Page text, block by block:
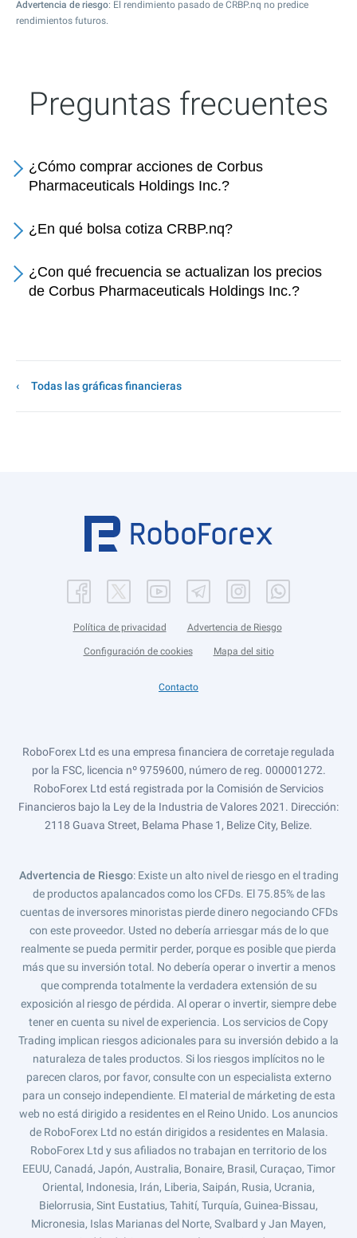
Advertencia de riesgo: El rendimiento pasado de CRBP.nq no predice
rendimientos futuros.
Preguntas frecuentes
¿Cómo comprar acciones de Corbus
Pharmaceuticals Holdings Inc.?
¿En qué bolsa cotiza CRBP.nq?
¿Con qué frecuencia se actualizan los precios
de Corbus Pharmaceuticals Holdings Inc.?
Todas las gráficas financieras
Política de privacidad Advertencia de Riesgo
Configuración de cookies Mapa del sitio
Contacto
RoboForex Ltd es una empresa financiera de corretaje regulada
por la FSC, licencia nº 9759600, número de reg. 000001272.
RoboForex Ltd está registrada por la Comisión de Servicios
Financieros bajo la Ley de la Industria de Valores 2021. Dirección:
2118 Guava Street, Belama Phase 1, Belize City, Belize.
Advertencia de Riesgo: Existe un alto nivel de riesgo en el trading
de productos apalancados como los CFDs. El 75.85% de las
cuentas de inversores minoristas pierde dinero negociando CFDs
con este proveedor. Usted no debería arriesgar más de lo que
realmente se pueda permitir perder, porque es posible que pierda
más que su inversión total. No debería operar o invertir a menos
que comprenda totalmente la verdadera extensión de su
exposición al riesgo de pérdida. Al operar o invertir, siempre debe
tener en cuenta su nivel de experiencia. Los servicios de Copy
Trading implican riesgos adicionales para su inversión debido a la
naturaleza de tales productos. Si los riesgos implícitos no le
parecen claros, por favor, consulte con un especialista externo
para un consejo independiente. El material de márketing de esta
web no está dirigido a residentes en el Reino Unido. Los anuncios
de RoboForex Ltd no están dirigidos a residentes en Malasia.
RoboForex Ltd y sus afiliados no trabajan en territorio de los
EEUU, Canadá, Japón, Australia, Bonaire, Brasil, Curaçao, Timor
Oriental, Indonesia, Irán, Liberia, Saipán, Rusia, Ucrania,
Bielorrusia, Sint Eustatius, Tahití, Turquía, Guinea-Bissau,
Micronesia, Islas Marianas del Norte, Svalbard y Jan Mayen,